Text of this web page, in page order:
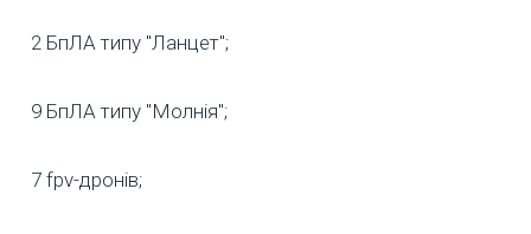
2 БпЛА типу "Ланцет";
9 БпЛА типу "Молнія";
7 fpv-дронів;